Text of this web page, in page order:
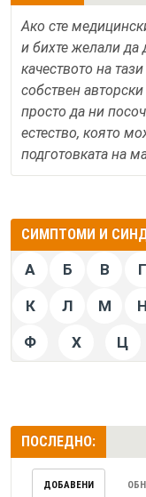
Ако сте
и бихте желали да
качеството на
собствен
просто да ни
естество, която
подготовката на
СИМПТОМИ И
А Б В Г
К Л М Н
Ф Х Ц
ПОСЛЕДНО:
ДОБАВЕНИ